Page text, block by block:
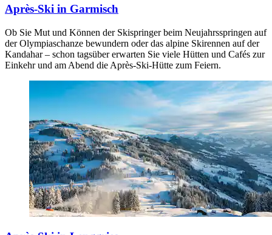
Après-Ski in Garmisch
Ob Sie Mut und Können der Skispringer beim Neujahrsspringen auf
der Olympiaschanze bewundern oder das alpine Skirennen auf der
Kandahar – schon tagsüber erwarten Sie viele Hütten und Cafés zur
Einkehr und am Abend die Après-Ski-Hütte zum Feiern.